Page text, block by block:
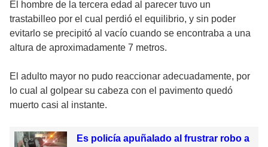
El hombre de la tercera edad al parecer tuvo un
trastabilleo por el cual perdió el equilibrio, y sin poder
evitarlo se precipitó al vacío cuando se encontraba a una
altura de aproximadamente 7 metros.
El adulto mayor no pudo reaccionar adecuadamente, por
lo cual al golpear su cabeza con el pavimento quedó
muerto casi al instante.
Es policía apuñalado al frustrar robo a